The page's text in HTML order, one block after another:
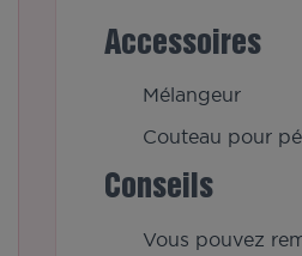
Accessoires
Mélangeur
Couteau pour
Conseils
Vous pouvez